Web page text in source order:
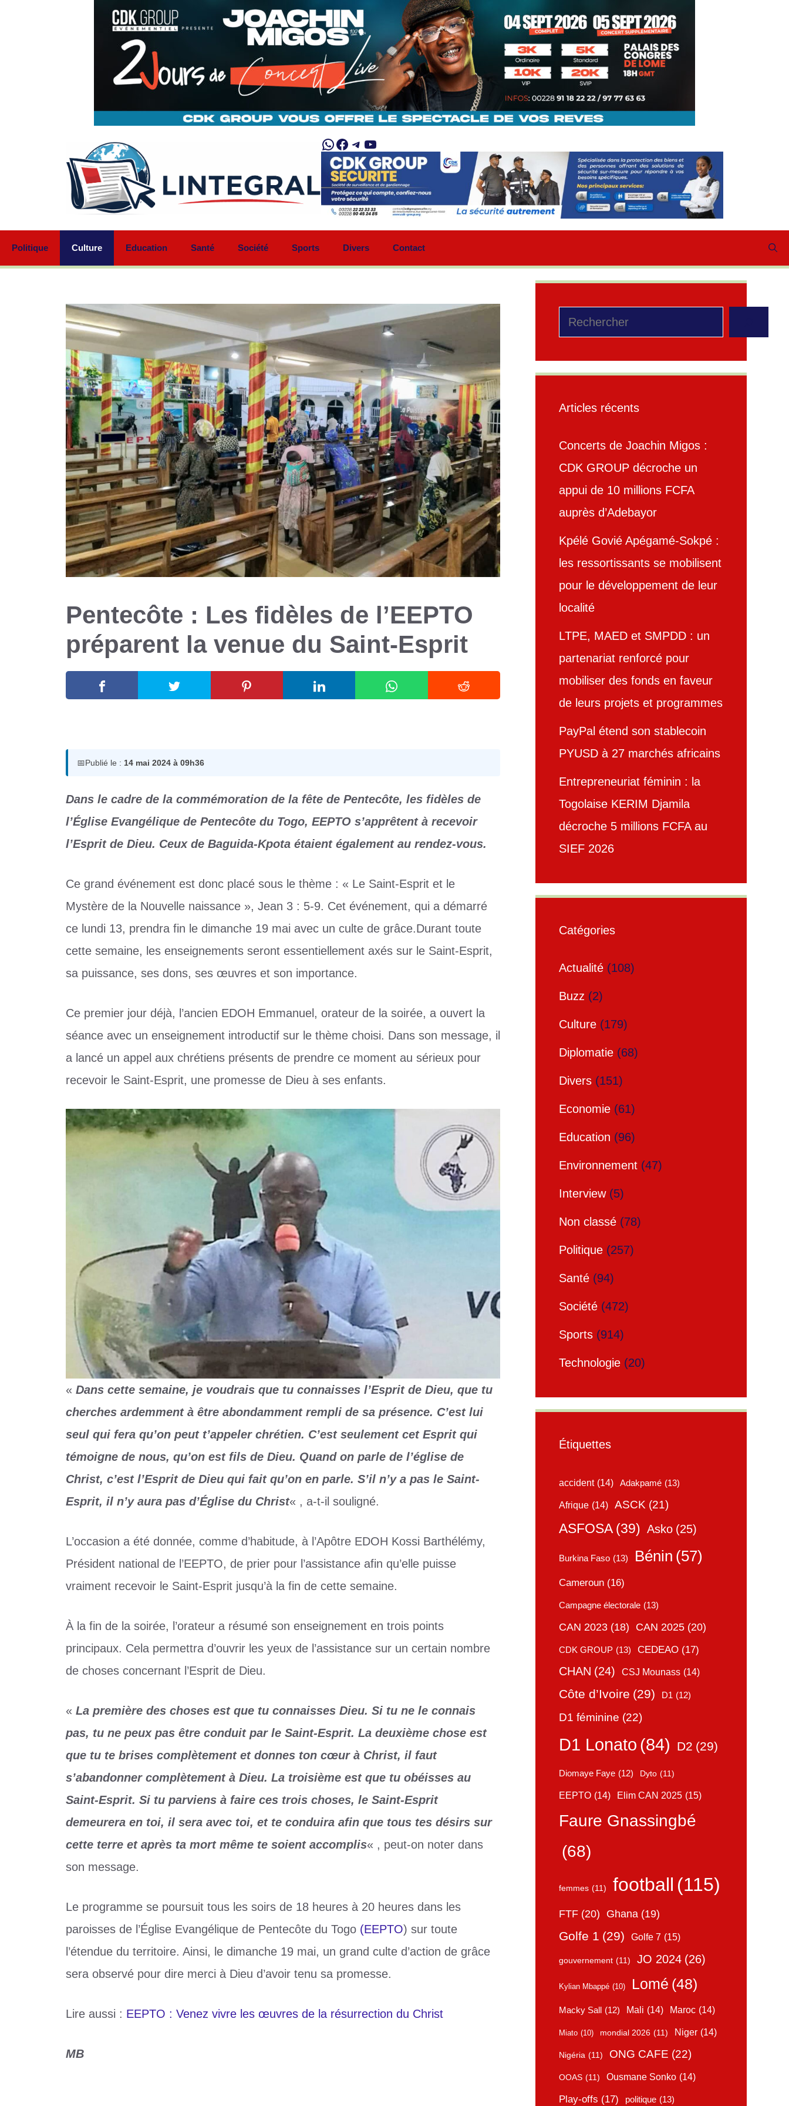
WhatsApp
Facebook
Telegram
YouTube
Politique Culture Education Santé Société Sports Divers Contact
Pentecôte : Les fidèles de l’EEPTO
préparent la venue du Saint-Esprit
📅Publié le : 14 mai 2024 à 09h36
Dans le cadre de la commémoration de la fête de Pentecôte, les fidèles de
l’Église Evangélique de Pentecôte du Togo, EEPTO s’apprêtent à recevoir
l’Esprit de Dieu. Ceux de Baguida-Kpota étaient également au rendez-vous.
Ce grand événement est donc placé sous le thème : « Le Saint-Esprit et le
Mystère de la Nouvelle naissance », Jean 3 : 5-9. Cet événement, qui a démarré
ce lundi 13, prendra fin le dimanche 19 mai avec un culte de grâce.Durant toute
cette semaine, les enseignements seront essentiellement axés sur le Saint-Esprit,
sa puissance, ses dons, ses œuvres et son importance.
Ce premier jour déjà, l’ancien EDOH Emmanuel, orateur de la soirée, a ouvert la
séance avec un enseignement introductif sur le thème choisi. Dans son message, il
a lancé un appel aux chrétiens présents de prendre ce moment au sérieux pour
recevoir le Saint-Esprit, une promesse de Dieu à ses enfants.
« Dans cette semaine, je voudrais que tu connaisses l’Esprit de Dieu, que tu
cherches ardemment à être abondamment rempli de sa présence. C’est lui
seul qui fera qu’on peut t’appeler chrétien. C’est seulement cet Esprit qui
témoigne de nous, qu’on est fils de Dieu. Quand on parle de l’église de
Christ, c’est l’Esprit de Dieu qui fait qu’on en parle. S’il n’y a pas le Saint-
Esprit, il n’y aura pas d’Église du Christ« , a-t-il souligné.
L’occasion a été donnée, comme d’habitude, à l’Apôtre EDOH Kossi Barthélémy,
Président national de l’EEPTO, de prier pour l’assistance afin qu’elle puisse
vraiment recevoir le Saint-Esprit jusqu’à la fin de cette semaine.
À la fin de la soirée, l’orateur a résumé son enseignement en trois points
principaux. Cela permettra d’ouvrir les yeux de l’assistance sur un certain nombre
de choses concernant l’Esprit de Dieu.
« La première des choses est que tu connaisses Dieu. Si tu ne le connais
pas, tu ne peux pas être conduit par le Saint-Esprit. La deuxième chose est
que tu te brises complètement et donnes ton cœur à Christ, il faut
s’abandonner complètement à Dieu. La troisième est que tu obéisses au
Saint-Esprit. Si tu parviens à faire ces trois choses, le Saint-Esprit
demeurera en toi, il sera avec toi, et te conduira afin que tous tes désirs sur
cette terre et après ta mort même te soient accomplis« , peut-on noter dans
son message.
Le programme se poursuit tous les soirs de 18 heures à 20 heures dans les
paroisses de l’Église Evangélique de Pentecôte du Togo (EEPTO) sur toute
l’étendue du territoire. Ainsi, le dimanche 19 mai, un grand culte d’action de grâce
sera observé pour dire merci à Dieu d’avoir tenu sa promesse.
Lire aussi : EEPTO : Venez vivre les œuvres de la résurrection du Christ
MB
Rechercher
Articles récents
Concerts de Joachin Migos :
CDK GROUP décroche un
appui de 10 millions FCFA
auprès d’Adebayor
Kpélé Govié Apégamé-Sokpé :
les ressortissants se mobilisent
pour le développement de leur
localité
LTPE, MAED et SMPDD : un
partenariat renforcé pour
mobiliser des fonds en faveur
de leurs projets et programmes
PayPal étend son stablecoin
PYUSD à 27 marchés africains
Entrepreneuriat féminin : la
Togolaise KERIM Djamila
décroche 5 millions FCFA au
SIEF 2026
Catégories
Actualité (108)
Buzz (2)
Culture (179)
Diplomatie (68)
Divers (151)
Economie (61)
Education (96)
Environnement (47)
Interview(5)
Non classé (78)
Politique (257)
Santé (94)
Société (472)
Sports (914)
Technologie (20)
Étiquettes
accident (14) Adakpamé (13)
Afrique (14) ASCK (21)
ASFOSA (39) Asko (25)
Burkina Faso (13) Bénin (57)
Cameroun (16)
Campagne électorale (13)
CAN 2023 (18) CAN 2025 (20)
CDK GROUP (13) CEDEAO (17)
CHAN (24) CSJ Mounass (14)
Côte d’Ivoire (29) D1 (12)
D1 féminine (22)
D1 Lonato (84) D2 (29)
Diomaye Faye (12) Dyto (11)
EEPTO (14) Elim CAN 2025 (15)
Faure Gnassingbé
(68)
femmes (11) football (115)
FTF (20) Ghana (19)
Golfe 1 (29) Golfe 7 (15)
gouvernement (11) JO 2024 (26)
Kylian Mbappé (10) Lomé (48)
Macky Sall (12) Mali (14) Maroc (14)
Miato (10) mondial 2026 (11) Niger (14)
Nigéria (11) ONG CAFE (22)
OOAS (11) Ousmane Sonko (14)
Play-offs (17) politique (13)